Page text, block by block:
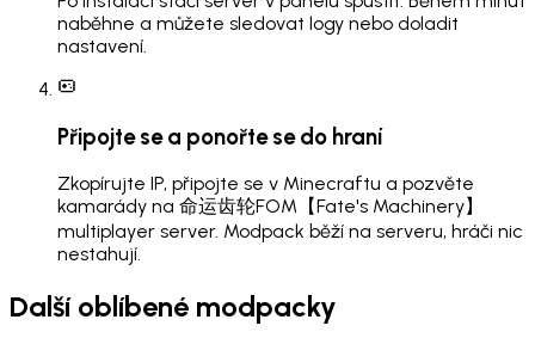
naběhne a můžete sledovat logy nebo doladit
nastavení.
Připojte se a ponořte se do hraní
Zkopírujte IP, připojte se v Minecraftu a pozvěte
kamarády na 命运齿轮FOM【Fate's Machinery】
multiplayer server. Modpack běží na serveru, hráči nic
nestahují.
Další oblíbené modpacky